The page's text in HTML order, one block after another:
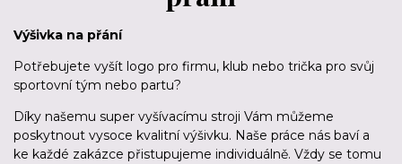
Výšivka na přání
Potřebujete vyšít logo pro firmu, klub nebo trička pro svůj
sportovní tým nebo partu?
Díky našemu super vyšívacímu stroji Vám můžeme
poskytnout vysoce kvalitní výšivku. Naše práce nás baví a
ke každé zakázce přistupujeme individuálně. Vždy se tomu